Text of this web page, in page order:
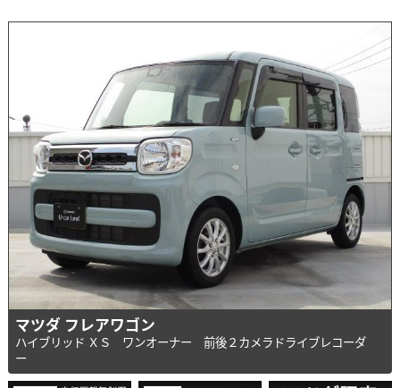
マツダ フレアワゴン
ハイブリッド ＸＳ ワンオーナー 前後２カメラドライブレコーダ
ー